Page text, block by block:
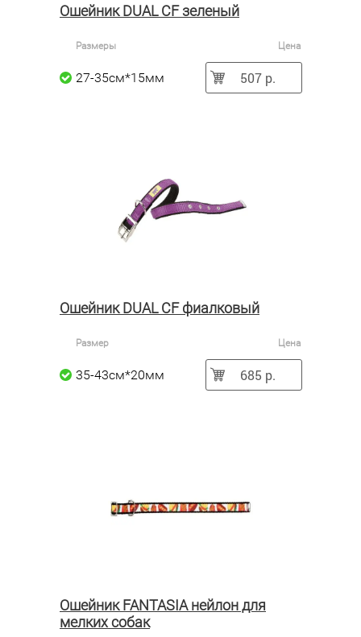
Ошейник DUAL CF зеленый
Размеры Цена
27-35см*15мм 507 р.
Ошейник DUAL CF фиалковый
Размер Цена
35-43см*20мм 685 р.
Ошейник FANTASIA нейлон для
мелких собак